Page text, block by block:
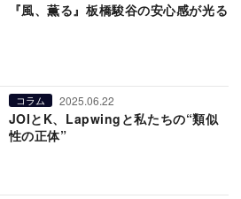
『風、薫る』板橋駿谷の安心感が光る
コラム 2025.06.22
JOIとK、Lapwingと私たちの“類似
性の正体”